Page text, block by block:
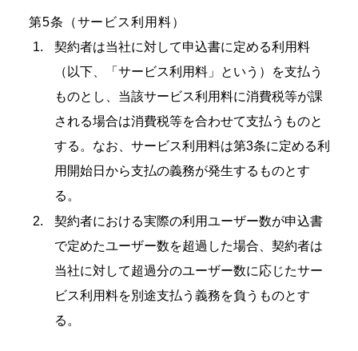
第5条（サービス利用料）
契約者は当社に対して申込書に定める利用料
（以下、「サービス利用料」という）を支払う
ものとし、当該サービス利用料に消費税等が課
される場合は消費税等を合わせて支払うものと
する。なお、サービス利用料は第3条に定める利
用開始日から支払の義務が発生するものとす
る。
契約者における実際の利用ユーザー数が申込書
で定めたユーザー数を超過した場合、契約者は
当社に対して超過分のユーザー数に応じたサー
ビス利用料を別途支払う義務を負うものとす
る。